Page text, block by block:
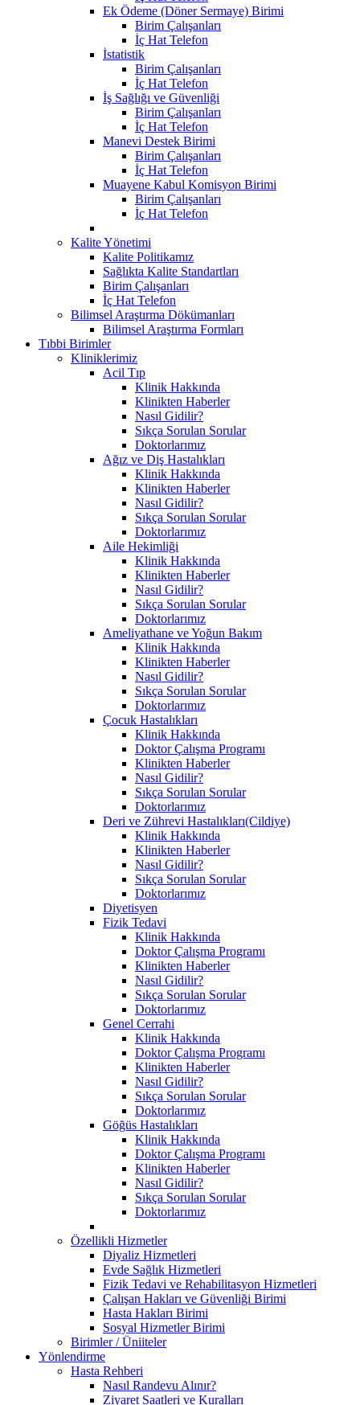
Ek Ödeme (Döner Sermaye) Birimi
Birim Çalışanları
İç Hat Telefon
İstatistik
Birim Çalışanları
İç Hat Telefon
İş Sağlığı ve Güvenliği
Birim Çalışanları
İç Hat Telefon
Manevi Destek Birimi
Birim Çalışanları
İç Hat Telefon
Muayene Kabul Komisyon Birimi
Birim Çalışanları
İç Hat Telefon
Kalite Yönetimi
Kalite Politikamız
Sağlıkta Kalite Standartları
Birim Çalışanları
İç Hat Telefon
Bilimsel Araştırma Dökümanları
Bilimsel Araştırma Formları
Tıbbi Birimler
Kliniklerimiz
Acil Tıp
Klinik Hakkında
Klinikten Haberler
Nasıl Gidilir?
Sıkça Sorulan Sorular
Doktorlarımız
Ağız ve Diş Hastalıkları
Klinik Hakkında
Klinikten Haberler
Nasıl Gidilir?
Sıkça Sorulan Sorular
Doktorlarımız
Aile Hekimliği
Klinik Hakkında
Klinikten Haberler
Nasıl Gidilir?
Sıkça Sorulan Sorular
Doktorlarımız
Ameliyathane ve Yoğun Bakım
Klinik Hakkında
Klinikten Haberler
Nasıl Gidilir?
Sıkça Sorulan Sorular
Doktorlarımız
Çocuk Hastalıkları
Klinik Hakkında
Doktor Çalışma Programı
Klinikten Haberler
Nasıl Gidilir?
Sıkça Sorulan Sorular
Doktorlarımız
Deri ve Zührevi Hastalıkları(Cildiye)
Klinik Hakkında
Klinikten Haberler
Nasıl Gidilir?
Sıkça Sorulan Sorular
Doktorlarımız
Diyetisyen
Fizik Tedavi
Klinik Hakkında
Doktor Çalışma Programı
Klinikten Haberler
Nasıl Gidilir?
Sıkça Sorulan Sorular
Doktorlarımız
Genel Cerrahi
Klinik Hakkında
Doktor Çalışma Programı
Klinikten Haberler
Nasıl Gidilir?
Sıkça Sorulan Sorular
Doktorlarımız
Göğüs Hastalıkları
Klinik Hakkında
Doktor Çalışma Programı
Klinikten Haberler
Nasıl Gidilir?
Sıkça Sorulan Sorular
Doktorlarımız
Özellikli Hizmetler
Diyaliz Hizmetleri
Evde Sağlık Hizmetleri
Fizik Tedavi ve Rehabilitasyon Hizmetleri
Çalışan Hakları ve Güvenliği Birimi
Hasta Hakları Birimi
Sosyal Hizmetler Birimi
Birimler / Üniiteler
Yönlendirme
Hasta Rehberi
Nasıl Randevu Alınır?
Ziyaret Saatleri ve Kuralları